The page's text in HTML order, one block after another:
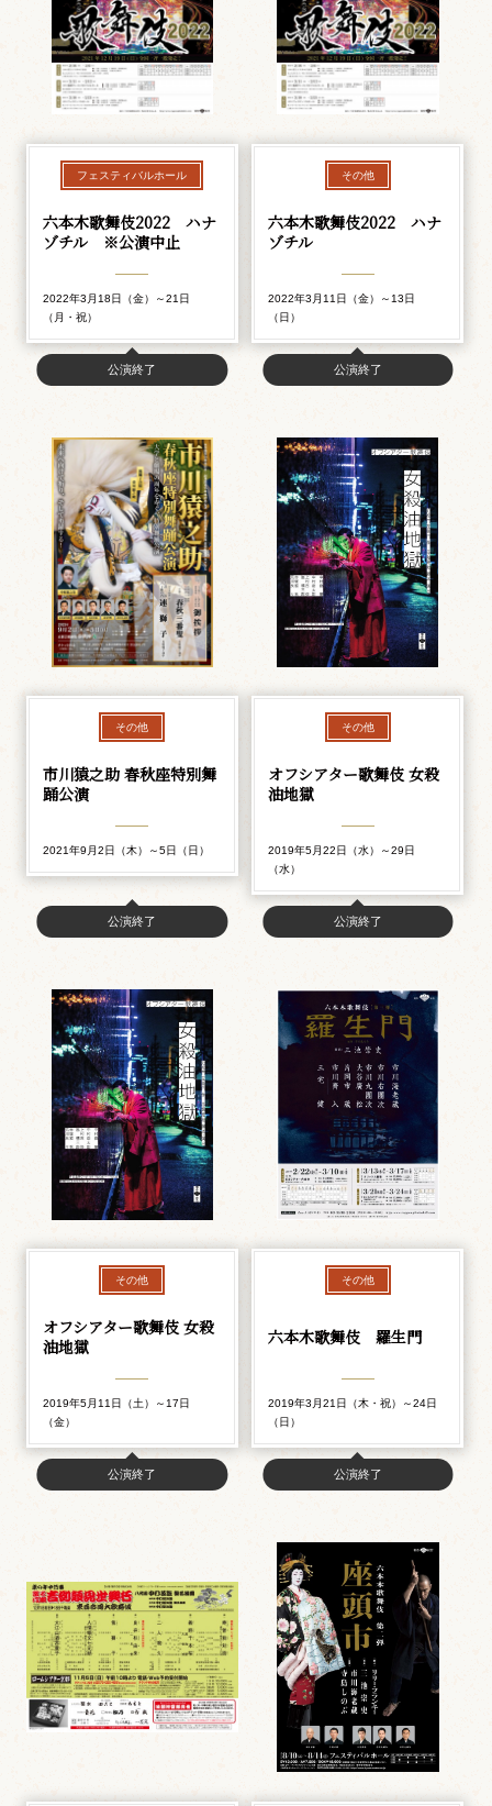
フェスティバルホール
六本木歌舞伎2022 ハナ
ゾチル ※公演中止
2022年3月18日（金）～21日
（月・祝）
公演終了
その他
六本木歌舞伎2022 ハナ
ゾチル
2022年3月11日（金）～13日
（日）
公演終了
その他
市川猿之助 春秋座特別舞
踊公演
2021年9月2日（木）～5日（日）
公演終了
その他
オフシアター歌舞伎 女殺
油地獄
2019年5月22日（水）～29日
（水）
公演終了
その他
オフシアター歌舞伎 女殺
油地獄
2019年5月11日（土）～17日
（金）
公演終了
その他
六本木歌舞伎 羅生門
2019年3月21日（木・祝）～24日
（日）
公演終了